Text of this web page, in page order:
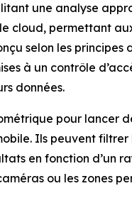
une analyse
cloud, permettant
selon les principes
à un contrôle
données.
pour lancer
Ils peuvent filtrer
en fonction d’un
ou les zones